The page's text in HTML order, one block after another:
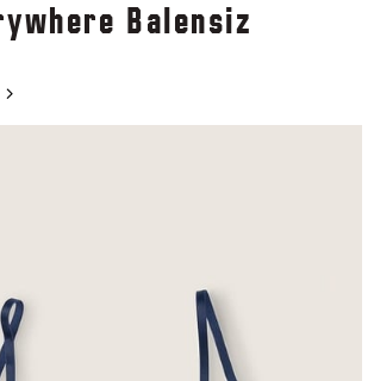
Balensiz